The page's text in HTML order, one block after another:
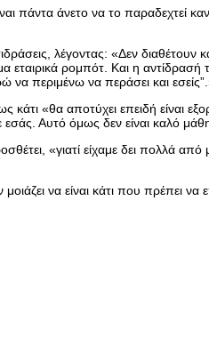
πάντα άνετο να το παραδεχτεί
λέγοντας: «Δεν
ρομπότ. Και η αντίδρασή
περιμένω να περάσει και
«θα αποτύχει επειδή είναι
Αυτό όμως δεν είναι καλό
«γιατί είχαμε δει πολλά
να είναι κάτι που πρέπει να